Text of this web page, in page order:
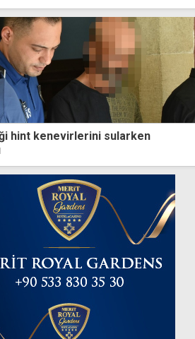
hint kenevirlerini sularken